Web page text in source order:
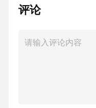
意识与呼吸，呼救
气道，清除口腔
评论